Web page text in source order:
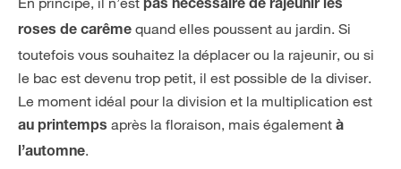
pas nécessaire de rajeunir les
roses de carême quand elles poussent au jardin. Si
toutefois vous souhaitez la déplacer ou la rajeunir, ou si
le bac est devenu trop petit, il est possible de la diviser.
Le moment idéal pour la division et la multiplication est
au printemps après la floraison, mais également à
l’automne.